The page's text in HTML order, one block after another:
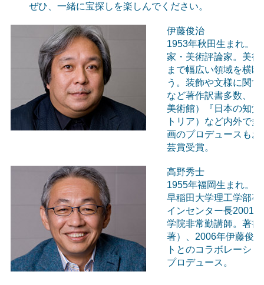
ぜひ、一緒に宝探しを楽しんでください。
伊藤俊治
1953年秋田生まれ。
家・美術評論家。美
まで幅広い領域を横
う。装飾や文様に関
など著作訳書多数、
美術館）『日本の知
トリア）など内外で
画のプロデュースも
芸賞受賞。
高野秀士
1955年福岡生まれ。
早稲田大学理工学部
インセンター長2001
学院非常勤講師。著
著）、2006年伊藤俊
トとのコラボレーシ
プロデュース。